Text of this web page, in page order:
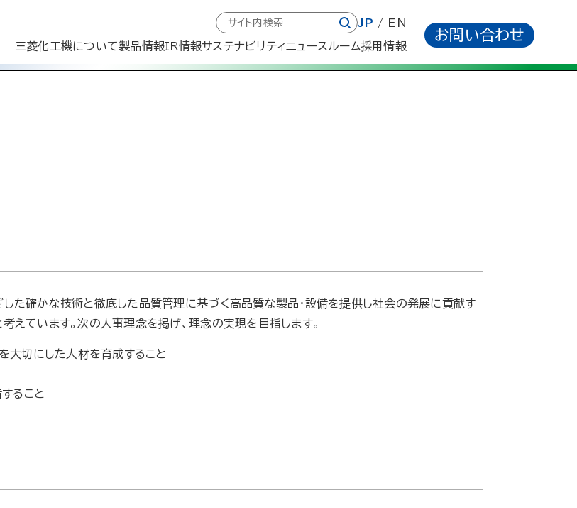
JP EN
三菱化工機について製品情報IR情報サステナビリティ ニュースルーム採用情報
お問い合わせ
た確かな技術と徹底した品質管理に基づく高品質な製品・設備を提供し社会の発展に貢献す
えています。次の人事理念を掲げ、理念の実現を目指します。
大切にした人材を育成すること
ること